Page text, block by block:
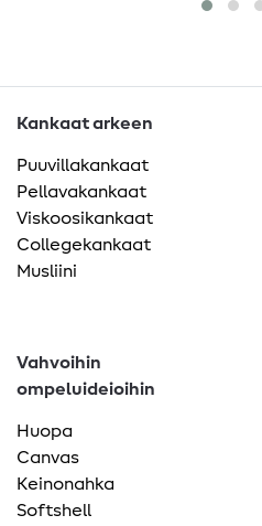
Kankaat arkeen
Puuvillakankaat
Pellavakankaat
Viskoosikankaat
Collegekankaat
Musliini
Vahvoihin
ompeluideioihin
Huopa
Canvas
Keinonahka
Softshell